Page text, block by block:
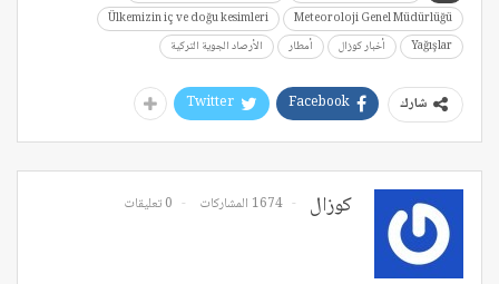
Meteoroloji Genel Müdürlüğü
Ülkemizin iç ve doğu kesimleri
Yağışlar
أخبار كوزال أمطار الأرصاد الجوية التركية
شارك Facebook
Twitter
كوزال 1674 المشاركات 0 تعليقات